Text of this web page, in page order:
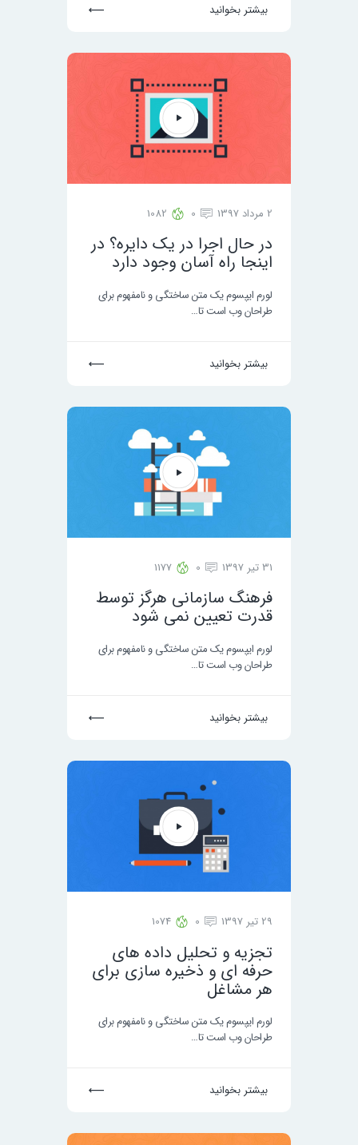
بیشتر بخوانید
2 مرداد 1397 0
1082
در حال اجرا در یک دایره؟ در
اینجا راه آسان وجود دارد
لورم ایپسوم یک متن ساختگی و نامفهوم برای
طراحان وب است تا…
بیشتر بخوانید
31 تیر 1397 0
1177
فرهنگ سازمانی هرگز توسط
قدرت تعیین نمی شود
لورم ایپسوم یک متن ساختگی و نامفهوم برای
طراحان وب است تا…
بیشتر بخوانید
29 تیر 1397 0
1074
تجزیه و تحلیل داده های
حرفه ای و ذخیره سازی برای
هر مشاغل
لورم ایپسوم یک متن ساختگی و نامفهوم برای
طراحان وب است تا…
بیشتر بخوانید